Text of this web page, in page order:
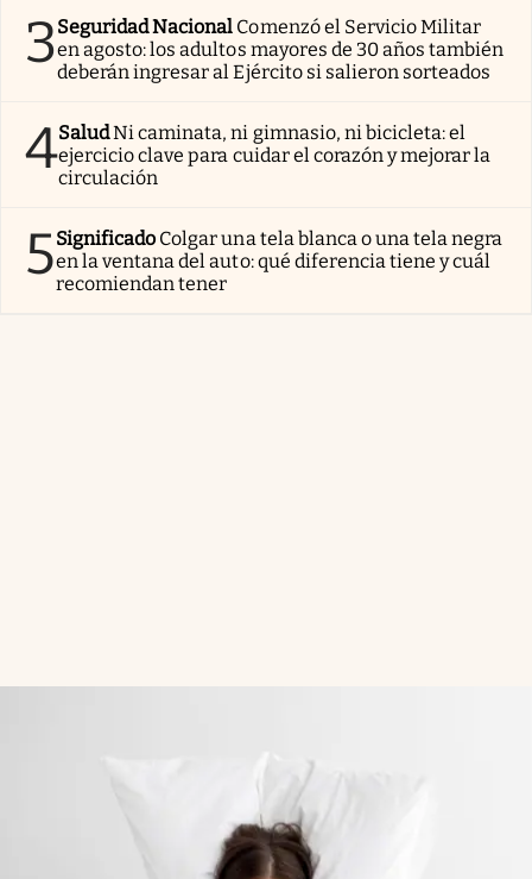
3Seguridad Nacional Comenzó el Servicio Militar
en agosto: los adultos mayores de 30 años también
deberán ingresar al Ejército si salieron sorteados
4SaludNi caminata, ni gimnasio, ni bicicleta: el
ejercicio clave para cuidar el corazón y mejorar la
circulación
5Significado Colgar una tela blanca o una tela negra
en la ventana del auto: qué diferencia tiene y cuál
recomiendan tener